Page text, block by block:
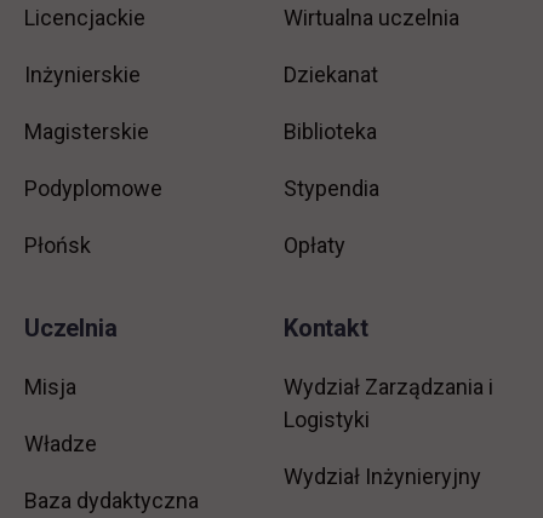
Licencjackie
Inżynierskie
Magisterskie
Podyplomowe
Płońsk
Wirtualna uczelnia
Dziekanat
Biblioteka
Stypendia
Opłaty
Uczelnia
Misja
Władze
Baza dydaktyczna
Kontakt
Wydział Zarządzania i
Logistyki
Wydział Inżynieryjny